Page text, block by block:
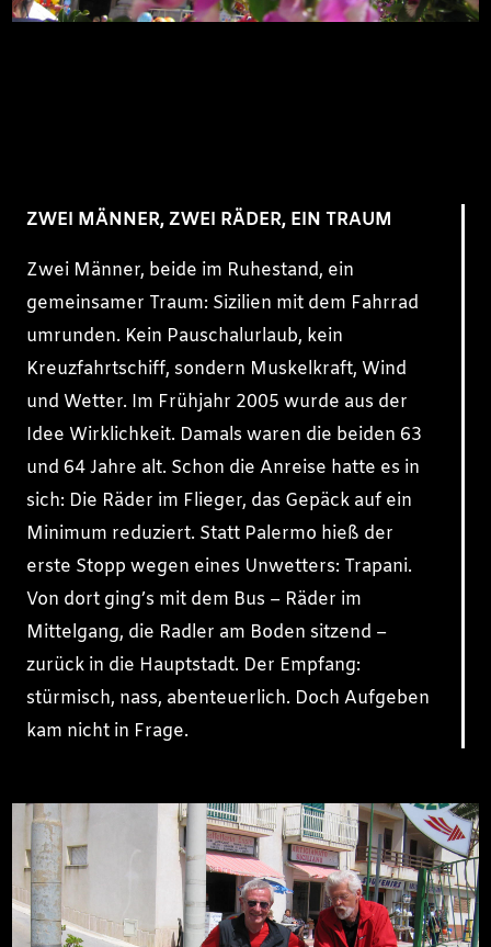
ZWEI MÄNNER, ZWEI RÄDER, EIN TRAUM
Zwei Männer, beide im Ruhestand, ein
gemeinsamer Traum: Sizilien mit dem Fahrrad
umrunden. Kein Pauschalurlaub, kein
Kreuzfahrtschiff, sondern Muskelkraft, Wind
und Wetter. Im Frühjahr 2005 wurde aus der
Idee Wirklichkeit. Damals waren die beiden 63
und 64 Jahre alt. Schon die Anreise hatte es in
sich: Die Räder im Flieger, das Gepäck auf ein
Minimum reduziert. Statt Palermo hieß der
erste Stopp wegen eines Unwetters: Trapani.
Von dort ging’s mit dem Bus – Räder im
Mittelgang, die Radler am Boden sitzend –
zurück in die Hauptstadt. Der Empfang:
stürmisch, nass, abenteuerlich. Doch Aufgeben
kam nicht in Frage.